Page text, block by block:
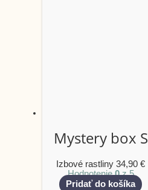
Mystery box S
Izbové rastliny34,90€
Hodnotenie0z 5
Pridať do košíka